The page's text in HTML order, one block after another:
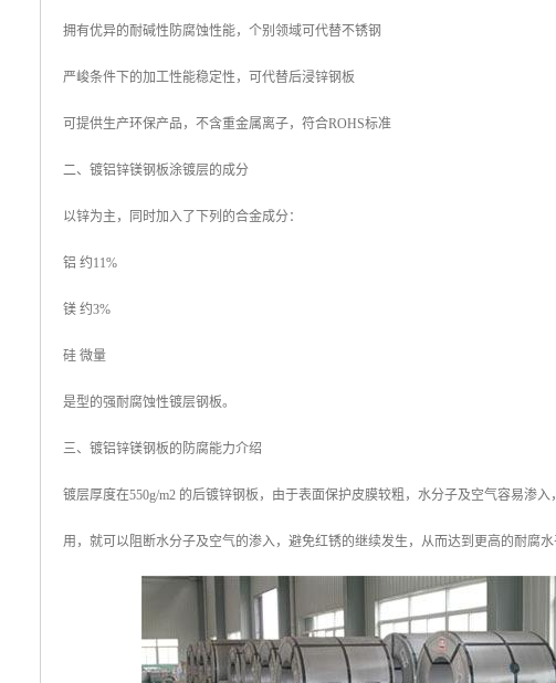
拥有优异的耐碱性防腐蚀性能，个别领域可代替不锈钢
严峻条件下的加工性能稳定性，可代替后浸锌钢板
可提供生产环保产品，不含重金属离子，符合ROHS标准
二、镀铝锌镁钢板涂镀层的成分
以锌为主，同时加入了下列的合金成分：
铝 约11%
镁 约3%
硅 微量
是型的强耐腐蚀性镀层钢板。
三、镀铝锌镁钢板的防腐能力介绍
镀层厚度在550g/m2 的后镀锌钢板，由于表面保护皮膜较粗，水分子及空气容易渗
用，就可以阻断水分子及空气的渗入，避免红锈的继续发生，从而达到更高的耐腐水